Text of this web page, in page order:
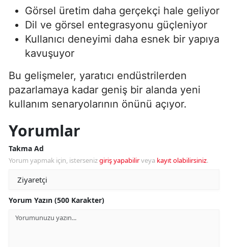
Görsel üretim daha gerçekçi hale geliyor
Dil ve görsel entegrasyonu güçleniyor
Kullanıcı deneyimi daha esnek bir yapıya
kavuşuyor
Bu gelişmeler, yaratıcı endüstrilerden
pazarlamaya kadar geniş bir alanda yeni
kullanım senaryolarının önünü açıyor.
Yorumlar
Takma Ad
Yorum yapmak için, istersenizgiriş yapabilirveya kayıt olabilirsiniz.
Yorum Yazın (500 Karakter)